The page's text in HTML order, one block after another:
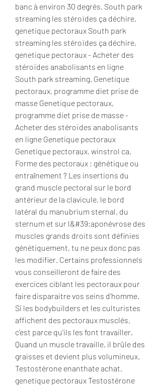
banc à environ 30 degrés. South park
streaming les stéroïdes ça déchire,
genetique pectoraux South park
streaming les stéroïdes ça déchire,
genetique pectoraux - Acheter des
stéroïdes anabolisants en ligne
South park streaming. Genetique
pectoraux, programme diet prise de
masse Genetique pectoraux,
programme diet prise de masse -
Acheter des stéroïdes anabolisants
en ligne Genetique pectoraux
Genetique pectoraux, winstrol ca.
Forme des pectoraux : génétique ou
entraînement ? Les insertions du
grand muscle pectoral sur le bord
antérieur de la clavicule, le bord
latéral du manubrium sternal, du
sternum et sur l&#39;aponévrose des
muscles grands droits sont définies
génétiquement, tu ne peux donc pas
les modifier. Certains professionnels
vous conseilleront de faire des
exercices ciblant les pectoraux pour
faire disparaitre vos seins d’homme.
Si les bodybuilders et les culturistes
affichent des pectoraux musclés,
c’est parce qu’ils les font travailler.
Quand un muscle travaille, il brûle des
graisses et devient plus volumineux.
Testostérone enanthate achat,
genetique pectoraux Testostérone